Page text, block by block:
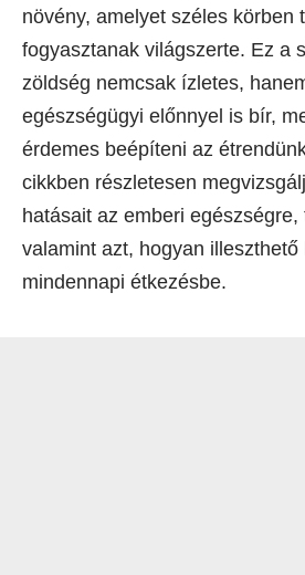
növény, amelyet széles körben
fogyasztanak világszerte. Ez a
zöldség nemcsak ízletes,
egészségügyi előnnyel is bír,
érdemes beépíteni az
cikkben részletesen
hatásait az emberi
valamint azt, hogyan
mindennapi étkezésbe.